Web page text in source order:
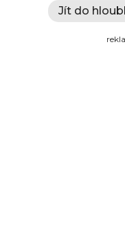
Jít do